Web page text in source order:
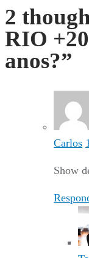
2
RIO
anos?”
Carlos
Show